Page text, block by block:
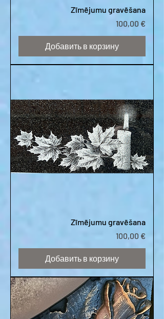
Zīmējumu gravēšana
Цена
100,00 €
Добавить в корзину
Zīmējumu gravēšana
Цена
100,00 €
Добавить в корзину